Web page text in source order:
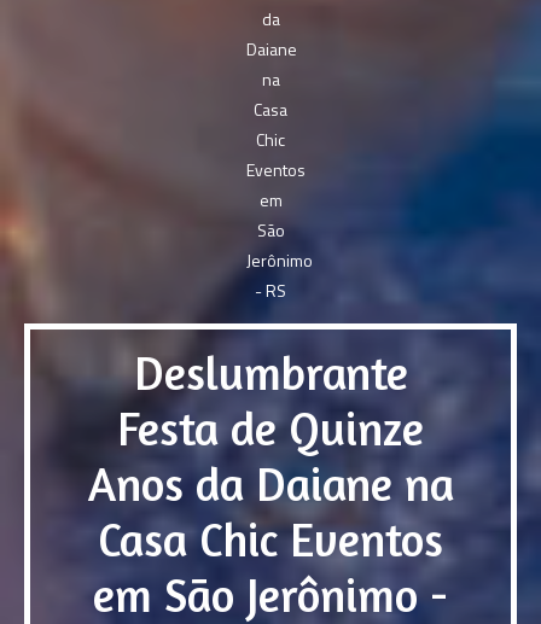
Deslumbrante
Festa de Quinze
Anos da Daiane na
Casa Chic Eventos
em São Jerônimo -